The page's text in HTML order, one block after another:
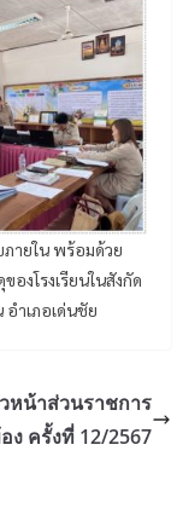
ายใน พร้อมด้วย
งโรงเรียนในสังกัด
ำเภอเด่นชัย
หน้าส่วนราชการ
ง ครั้งที่ 12/2567